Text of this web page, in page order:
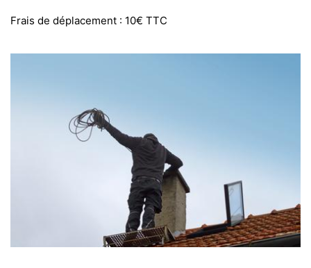
Frais de déplacement : 10€ TTC